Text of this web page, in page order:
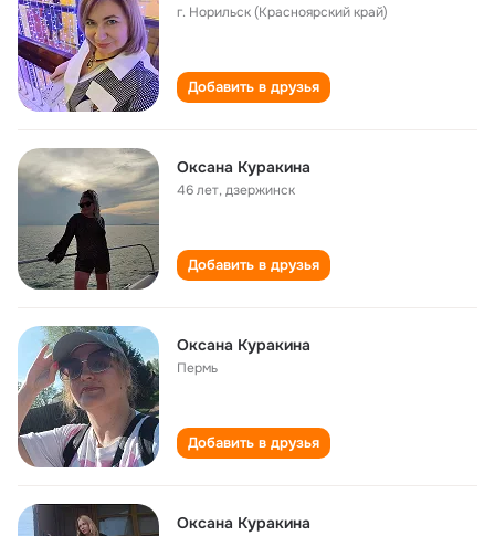
г. Норильск (Красноярский край)
Добавить в друзья
Оксана Куракина
46 лет,дзержинск
Добавить в друзья
Оксана Куракина
Пермь
Добавить в друзья
Оксана Куракина